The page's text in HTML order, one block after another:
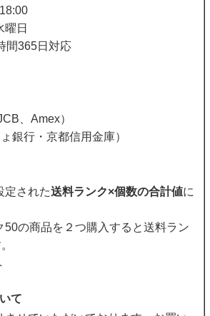
曜日
間365日対応
、Amex）
銀行・京都信用金庫）
定された送料ランク×個数の合計値に
50の商品を２つ購入すると送料ラン
て